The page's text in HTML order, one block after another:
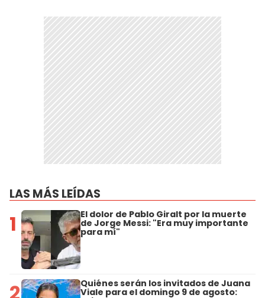
LAS MÁS LEÍDAS
1 El dolor de Pablo Giralt por la muerte
de Jorge Messi: "Era muy importante
para mí"
Quiénes serán los invitados de Juana
Viale para el domingo 9 de agosto: